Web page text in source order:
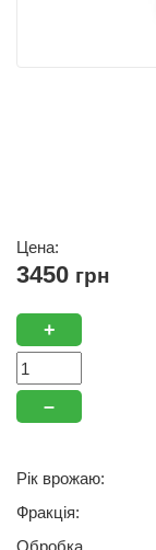
Цена:
3450 грн
+
–
Рік врожаю:
Фракція:
Обробка